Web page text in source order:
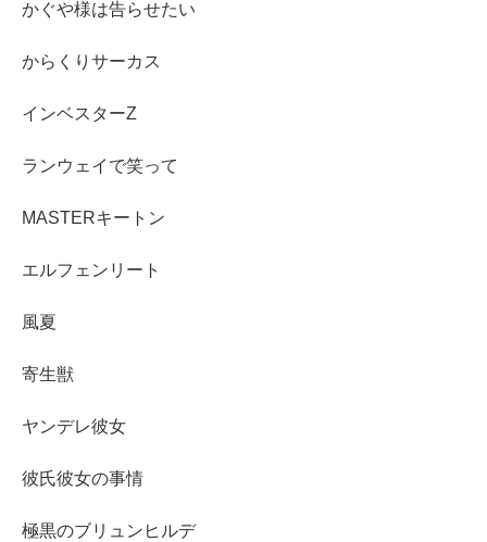
かぐや様は告らせたい
からくりサーカス
インベスターZ
ランウェイで笑って
MASTERキートン
エルフェンリート
風夏
寄生獣
ヤンデレ彼女
彼氏彼女の事情
極黒のブリュンヒルデ